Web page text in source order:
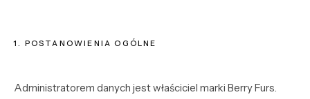
1. POSTANOWIENIA OGÓLNE
Administratorem danych jest właściciel marki Berry Furs.